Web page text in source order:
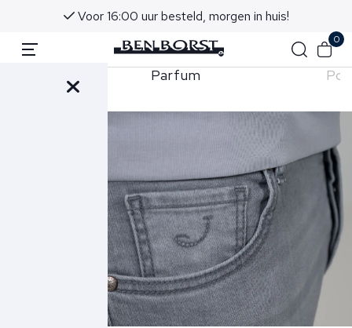
Voor 16:00 uur besteld, morgen in huis!
0
Parfum